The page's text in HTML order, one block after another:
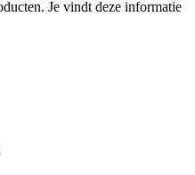
Je vindt deze informatie